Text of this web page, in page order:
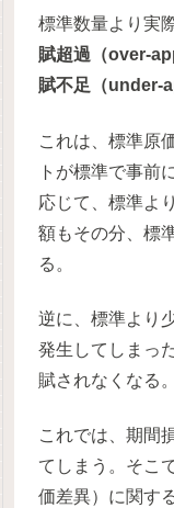
標準数量より実
賦超過（over-
賦不足（under-
これは、標準原
トが標準で事前
応じて、標準よ
額もその分、標
る。
逆に、標準より
発生してしまっ
賦されなくなる。
これでは、期間
てしまう。そこ
価差異）に関す